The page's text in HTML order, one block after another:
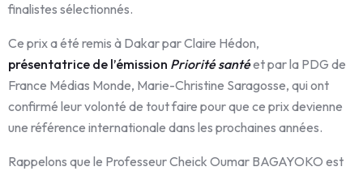
finalistes sélectionnés.
Ce prix a été remis à Dakar par Claire Hédon,
présentatrice de l’émission Priorité santéet par la PDG de
France Médias Monde, Marie-Christine Saragosse, qui ont
confirmé leur volonté de tout faire pour que ce prix devienne
une référence internationale dans les prochaines années.
Rappelons que le Professeur Cheick Oumar BAGAYOKO est